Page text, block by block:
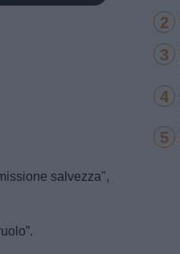
salvezza",
2
3
4
5